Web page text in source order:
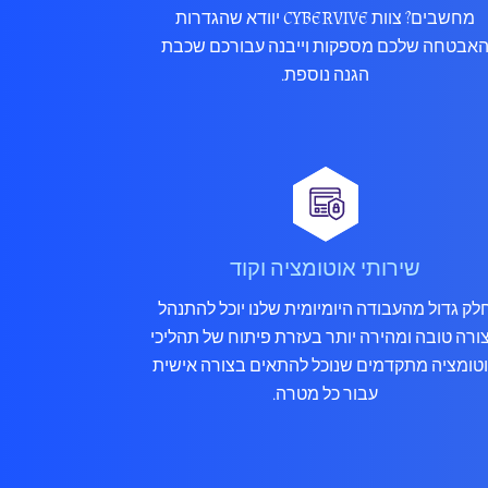
מחשבים? צוות CYBERVIVE יוודא שהגדרות
שלכם מספקות וייבנה עבורכם שכבת
הגנה נוספת.
שירותי אוטומציה וקוד
גדול מהעבודה היומיומית שלנו יוכל להתנהל
טובה ומהירה יותר בעזרת פיתוח של תהליכי
מתקדמים שנוכל להתאים בצורה אישית
עבור כל מטרה.